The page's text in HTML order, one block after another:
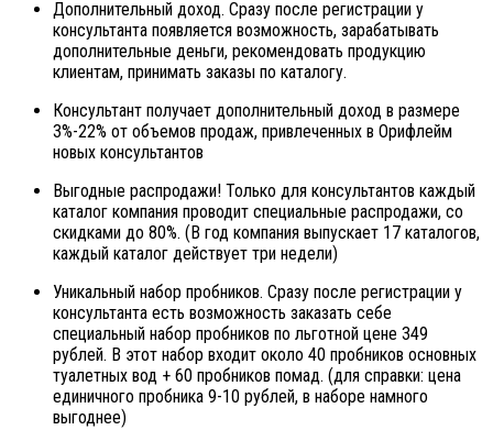
Дополнительный доход. Сразу после регистрации у
консультанта появляется возможность, зарабатывать
дополнительные деньги, рекомендовать продукцию
клиентам, принимать заказы по каталогу.
Консультант получает дополнительный доход в размере
3%-22% от объемов продаж, привлеченных в Орифлейм
новых консультантов
Выгодные распродажи! Только для консультантов каждый
каталог компания проводит специальные распродажи, со
скидками до 80%. (В год компания выпускает 17 каталогов,
каждый каталог действует три недели)
Уникальный набор пробников. Сразу после регистрации у
консультанта есть возможность заказать себе
специальный набор пробников по льготной цене 349
рублей. В этот набор входит около 40 пробников основных
туалетных вод + 60 пробников помад. (для справки: цена
единичного пробника 9-10 рублей, в наборе намного
выгоднее)